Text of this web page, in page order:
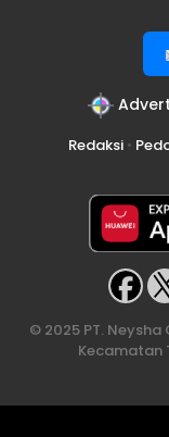
Redaksi•
© 2025 PT.
Kecamatan